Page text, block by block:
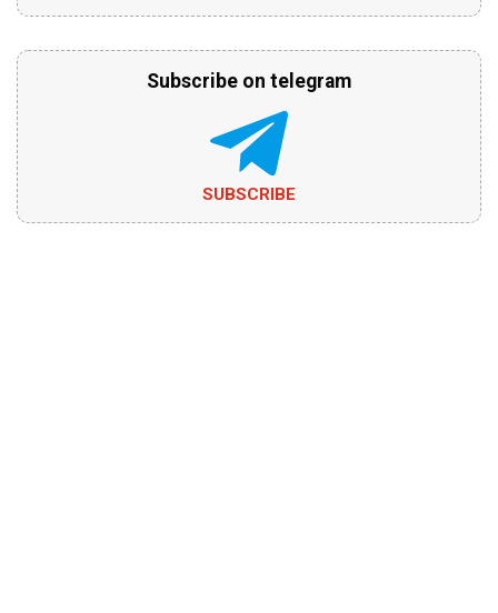
Subscribe on telegram
SUBSCRIBE